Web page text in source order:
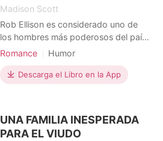
Madison Scott
Rob Ellison es considerado uno de
los hombres más poderosos del país.
Su vida sería un sueño, pero una
apellido familiar. Desesperado por
encontrar una esposa que le dé
pequeño pueblito de Kansas
Romance
Humor
Boda tras un corto noviazgo
Amor a primera vista
CEO
Descarga el Libro en la App
UNA FAMILIA INESPERADA
PARA EL VIUDO